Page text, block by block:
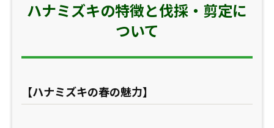
ハナミズキの特徴と伐採・剪定に
ついて
【ハナミズキの春の魅力】